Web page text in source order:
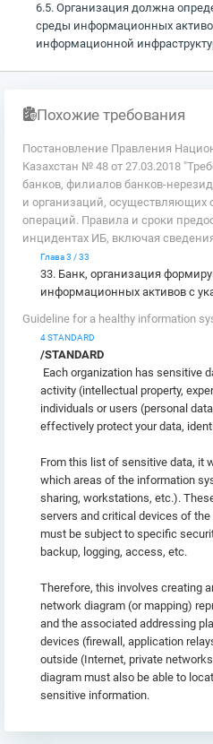
6.5. Организация должна
среды информационных
информационной
Похожие требования
Постановление Правления
Казахстан № 48 от 27.03.2018
банков, филиалов банков-
и организаций, осуществляющих
операций. Правила и сроки
инцидентах ИБ, включая
Глава 3 / 33
33. Банк, организация
информационных активов с
Guideline for a healthy information
4 STANDARD
/STANDARD
Each organization has sensitive
activity (intellectual property,
individuals or users (personal
effectively protect your data,
From this list of sensitive data, it
which areas of the information
sharing, workstations, etc.).
servers and critical devices of
must be subject to specific
backup, logging, access, etc.
Therefore, this involves creating
network diagram (or mapping)
and the associated addressing
devices (firewall, application
outside (Internet, private
diagram must also be able to
sensitive information.